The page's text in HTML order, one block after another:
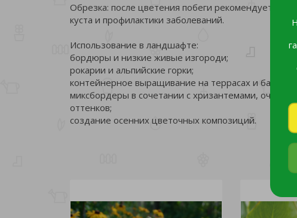
Обрезка: после цветения побеги рекомендуется
куста и профилактики заболеваний.
Использование в ландшафте:
бордюры и низкие живые изгороди;
рокарии и альпийские горки;
контейнерное выращивание на террасах и балконах;
миксбордеры в сочетании с хризантемами,
оттенков;
создание осенних цветочных композиций.